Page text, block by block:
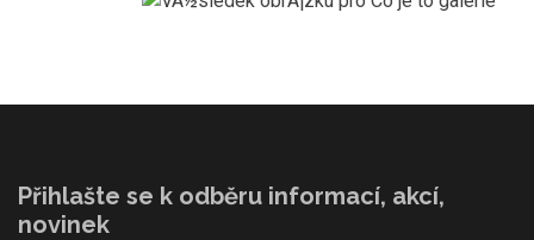
Přihlašte se k odběru informací, akcí,
novinek